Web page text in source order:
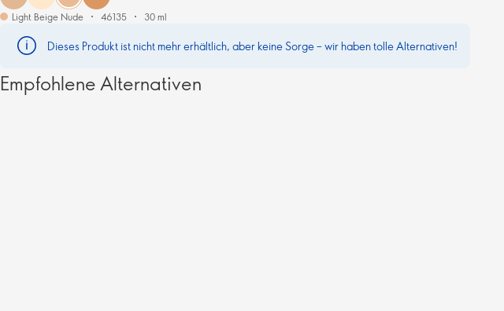
Light Beige Nude 46135 30 ml
Dieses Produkt ist nicht mehr erhältlich, aber keine Sorge – wir haben tolle Alternativen!
Empfohlene Alternativen